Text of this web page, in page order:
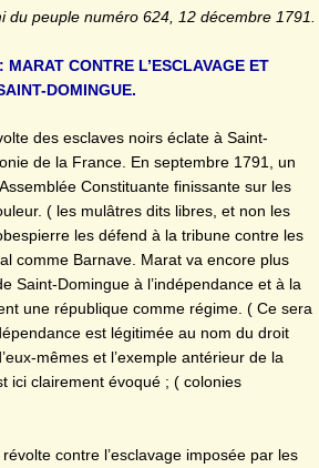
du peuple numéro 624, 12 décembre 1791.
CONTRE L’ESCLAVAGE ET
DOMINGUE.
des esclaves noirs éclate à Saint-
de la France. En septembre 1791, un
Constituante finissante sur les
( les mulâtres dits libres, et non les
les défend à la tribune contre les
comme Barnave. Marat va encore plus
Saint-Domingue à l’indépendance et à la
une république comme régime. ( Ce sera
est légitimée au nom du droit
mêmes et l’exemple antérieur de la
ici clairement évoqué ; ( colonies
contre l’esclavage imposée par les